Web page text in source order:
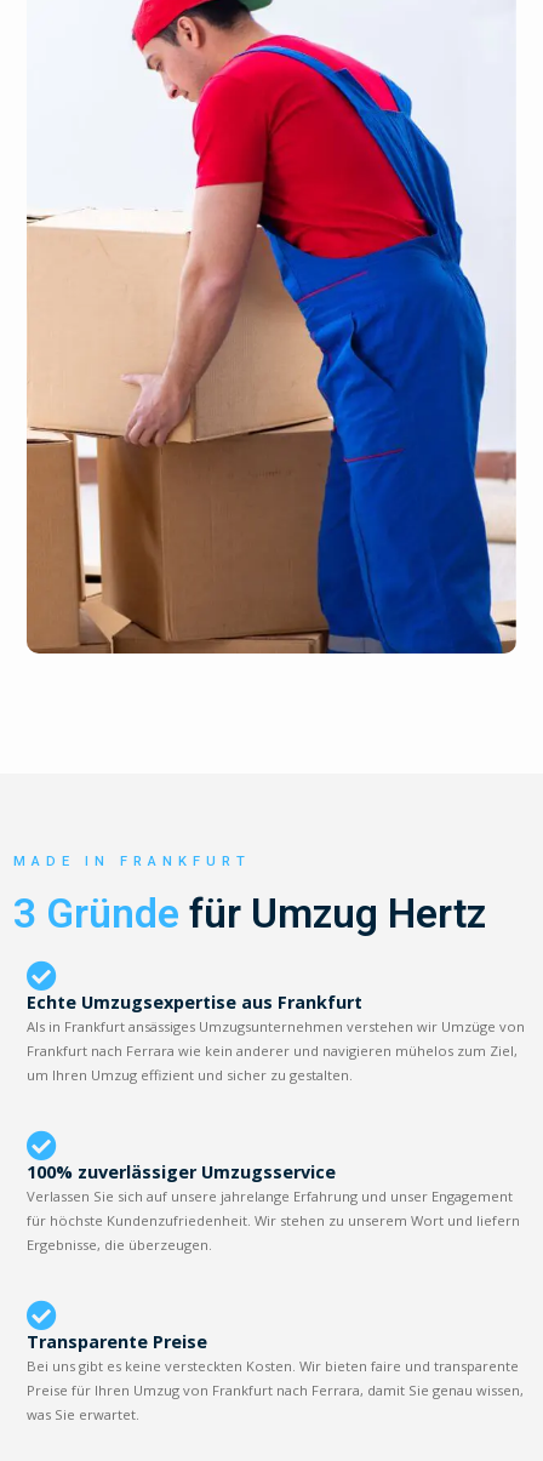
MADE IN FRANKFURT
3 Gründe für Umzug Hertz
Echte Umzugsexpertise aus Frankfurt
Als in Frankfurt ansässiges Umzugsunternehmen verstehen wir Umzüge von
Frankfurt nach Ferrara wie kein anderer und navigieren mühelos zum Ziel,
um Ihren Umzug effizient und sicher zu gestalten.
100% zuverlässiger Umzugsservice
Verlassen Sie sich auf unsere jahrelange Erfahrung und unser Engagement
für höchste Kundenzufriedenheit. Wir stehen zu unserem Wort und liefern
Ergebnisse, die überzeugen.
Transparente Preise
Bei uns gibt es keine versteckten Kosten. Wir bieten faire und transparente
Preise für Ihren Umzug von Frankfurt nach Ferrara, damit Sie genau wissen,
was Sie erwartet.